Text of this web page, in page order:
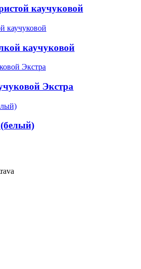
каучуковой
каучуковой
Экстра